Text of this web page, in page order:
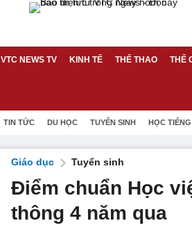
VTC NEWS TV KINH TẾ THỂ THAO THẾ
TIN TỨC DU HỌC TUYỂN SINH HỌC
Giáo dục Tuyển sinh
Điểm chuẩn Học
thông 4 năm qua